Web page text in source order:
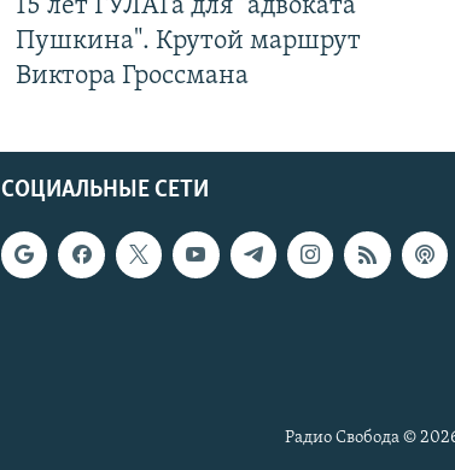
15 лет ГУЛАГа для "адвоката
Пушкина". Крутой маршрут
Виктора Гроссмана
СОЦИАЛЬНЫЕ СЕТИ
Радио Свобода ©